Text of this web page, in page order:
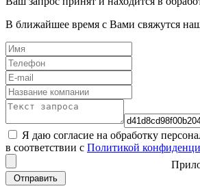
В ближайшее время с Вами свяжутся
Я даю согласие на обработку
в соответствии с Политикой